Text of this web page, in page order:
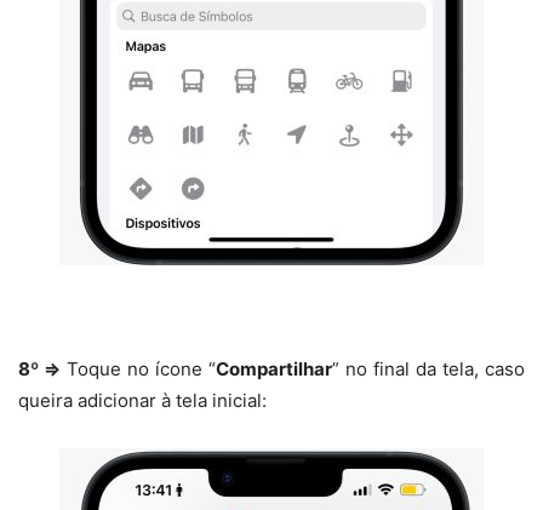
8º ⇒ Toque no ícone “Compartilhar” no final da tela, caso
queira adicionar à tela inicial: